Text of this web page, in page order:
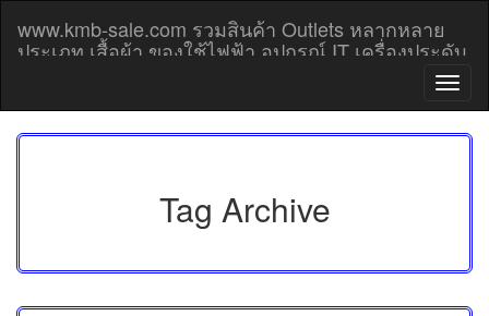
content
www.kmb-sale.com รวมสินค้า Outlets หลากหลาย
ประเภท เสื้อผ้า ของใช้ไฟฟ้า อุปกรณ์ IT เครื่องประดับ
T
o
g
g
Tag Archive